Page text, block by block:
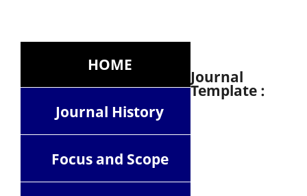
HOME
Journal History
Focus and Scope
Journal
Template :